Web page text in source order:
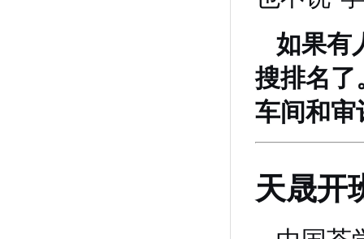
如果有
搜排名了
车间和审
天晟开